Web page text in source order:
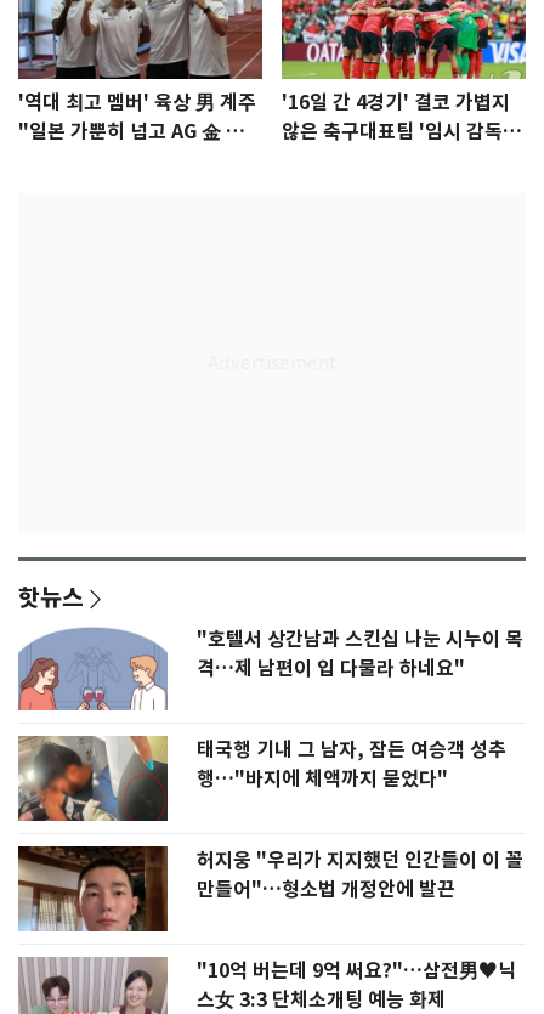
'역대 최고 멤버' 육상 男 계주
"일본 가뿐히 넘고 AG 金 따겠
'16일 간 4경기' 결코 가볍지
않은 축구대표팀 '임시 감독'
핫뉴스
"호텔서 상간남과 스킨십 나눈 시누이 목
격…제 남편이 입 다물라 하네요"
태국행 기내 그 남자, 잠든 여승객 성추
행…"바지에 체액까지 묻었다"
허지웅 "우리가 지지했던 인간들이 이 꼴
만들어"…형소법 개정안에 발끈
"10억 버는데 9억 써요?"…삼전男♥닉
스女 3:3 단체소개팅 예능 화제